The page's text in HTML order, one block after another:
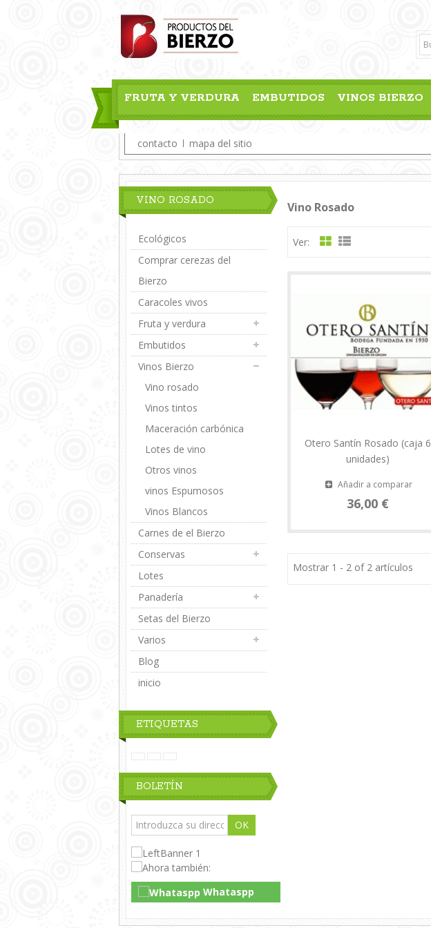
FRUTA Y VERDURA EMBUTIDOS VINOS BIERZO
contacto
mapa del sitio
VINO ROSADO
Ecológicos
Comprar cerezas del
Bierzo
Caracoles vivos
Fruta y verdura
Embutidos
Vinos Bierzo
Vino rosado
Vinos tintos
Maceración carbónica
Lotes de vino
Otros vinos
vinos Espumosos
Vinos Blancos
Carnes de el Bierzo
Conservas
Lotes
Panadería
Setas del Bierzo
Varios
Blog
inicio
ETIQUETAS
BOLETÍN
OK
Whataspp
Live Chat
Vino Rosado
Ver:
Otero Santín Rosado (caja 6
unidades)
Añadir a comparar
36,00 €
Mostrar 1 - 2 of 2 artículos